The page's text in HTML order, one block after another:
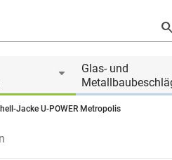
Glas- und
Jacke U-POWER Metropolis